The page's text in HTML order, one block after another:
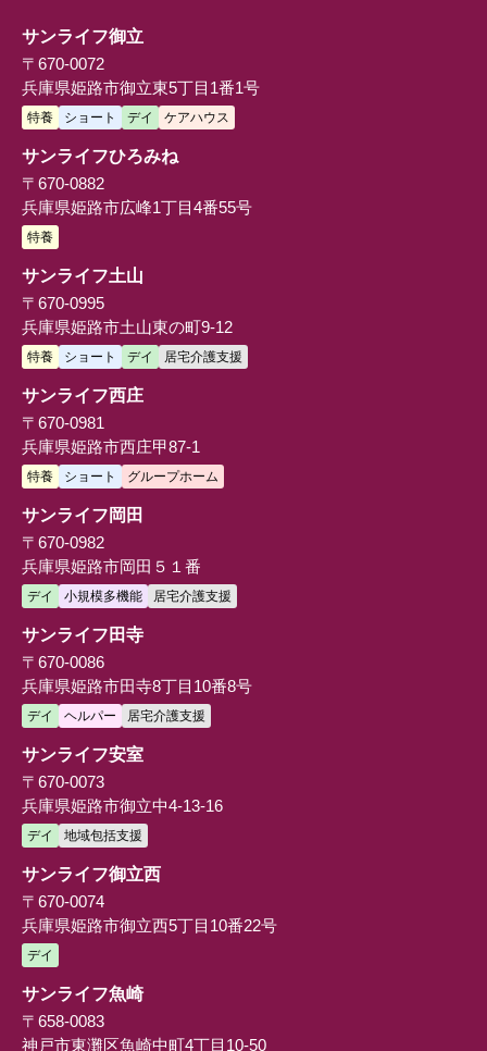
サンライフ御立
〒670-0072
兵庫県姫路市御立東5丁目1番1号
特養 ショート デイ ケアハウス
サンライフひろみね
〒670-0882
兵庫県姫路市広峰1丁目4番55号
特養
サンライフ土山
〒670-0995
兵庫県姫路市土山東の町9-12
特養 ショート デイ 居宅介護支援
サンライフ西庄
〒670-0981
兵庫県姫路市西庄甲87-1
特養 ショート グループホーム
サンライフ岡田
〒670-0982
兵庫県姫路市岡田５１番
デイ 小規模多機能 居宅介護支援
サンライフ田寺
〒670-0086
兵庫県姫路市田寺8丁目10番8号
デイ ヘルパー 居宅介護支援
サンライフ安室
〒670-0073
兵庫県姫路市御立中4-13-16
デイ 地域包括支援
サンライフ御立西
〒670-0074
兵庫県姫路市御立西5丁目10番22号
デイ
サンライフ魚崎
〒658-0083
神戸市東灘区魚崎中町4丁目10-50